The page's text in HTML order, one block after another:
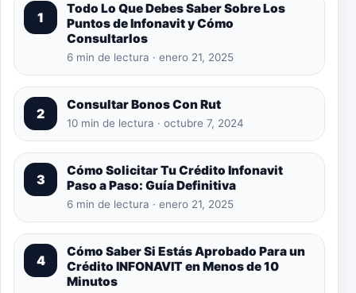
1
Todo Lo Que Debes Saber Sobre Los
Puntos de Infonavit y Cómo
Consultarlos
6 min de lectura · enero 21, 2025
2
Consultar Bonos Con Rut
10 min de lectura · octubre 7, 2024
3
Cómo Solicitar Tu Crédito Infonavit
Paso a Paso: Guía Definitiva
6 min de lectura · enero 21, 2025
4
Cómo Saber Si Estás Aprobado Para un
Crédito INFONAVIT en Menos de 10
Minutos